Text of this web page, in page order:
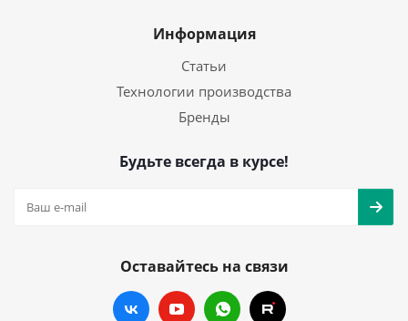
Информация
Статьи
Технологии производства
Бренды
Будьте всегда в курсе!
Оставайтесь на связи